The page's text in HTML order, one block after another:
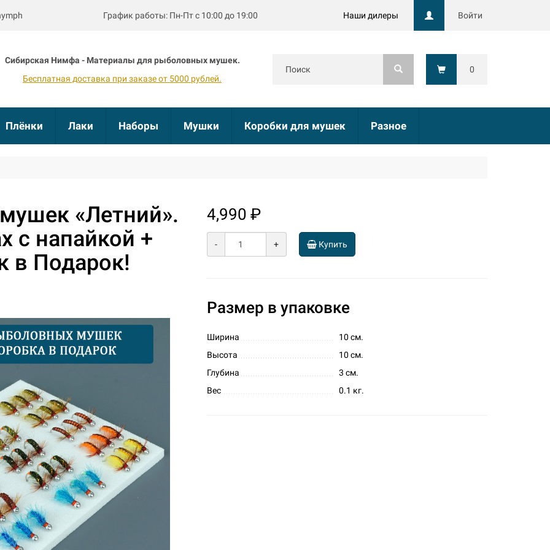
График работы: Пн-Пт с 10:00 до 19:00 Наши дилеры Войти
Сибирская Нимфа - Материалы для рыболовных мушек.
Бесплатная доставка при заказе от 5000 рублей.
0
Плёнки Лаки Наборы Мушки Коробки для мушек Разное
«Летний».
с напайкой +
в Подарок!
4,990 ₽
- + Купить
Размер в упаковке
Ширина
10 см.
Высота
10 см.
Глубина
3 см.
Вес
0.1 кг.